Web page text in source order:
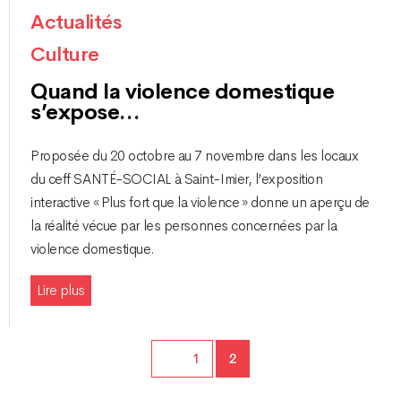
Actualités
Culture
Quand la violence domestique
s’expose…
Proposée du 20 octobre au 7 novembre dans les locaux
du ceff SANTÉ-SOCIAL à Saint-Imier, l’exposition
interactive « Plus fort que la violence » donne un aperçu de
la réalité vécue par les personnes concernées par la
violence domestique.
Lire plus
Page1 Page
2